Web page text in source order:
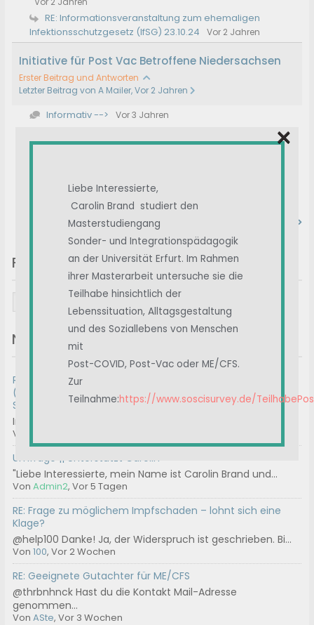
RE: Informationsveranstaltung zum ehemaligen
Infektionsschutzgesetz (IfSG) 23.10.24
Vor 2 Jahren
Initiative für Post Vac Betroffene Niedersachsen
Erster Beitrag und Antworten
Letzter Beitrag von A Mailer, Vor 2 Jahren
Informativ --> Vor 3 Jahren
2 Jahren
Das ist leider in der Tat so . nur noch unverständ...
Forums-Suche
Neue Beiträge
RE: Medienberichte zu Long-COVID / PACS / Post-COVID
(nicht Post-Vac-Syndom!) und anderen Postinfektiösen
Syndromen
Interdisziplinäres, kollaboratives D-A-CH Konsensus-Sta...
Von
Umfrage || Unterstützt Carolin
"Liebe Interessierte, mein Name ist Carolin Brand und...
VonAdmin2, Vor 5 Tagen
RE: Frage zu möglichem Impfschaden – lohnt sich eine
Klage?
@help100 Danke! Ja, der Widerspruch ist geschrieben. Bi...
Von100, Vor 2 Wochen
RE: Geeignete Gutachter für ME/CFS
@thrbnhnck Hast du die Kontakt Mail-Adresse
genommen...
VonASte, Vor 3 Wochen
Liebe Interessierte,
Carolin Brand studiert den
Masterstudiengang
Sonder- und Integrationspädagogik
an der Universität Erfurt. Im Rahmen
ihrer Masterarbeit untersuche sie die
Teilhabe hinsichtlich der
Lebenssituation, Alltagsgestaltung
und des Soziallebens von Menschen
mit
Post-COVID, Post-Vac oder ME/CFS.
Zur
Teilnahme:https://www.soscisurvey.de/
×